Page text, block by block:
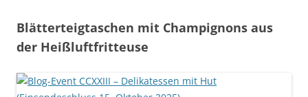
Blätterteigtaschen mit Champignons aus
der Heißluftfritteuse